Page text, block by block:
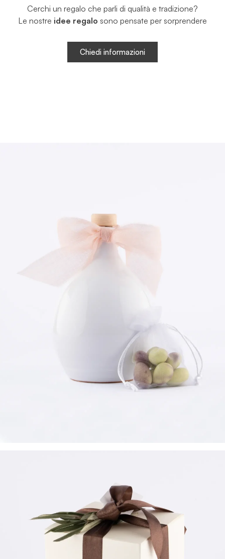
Cerchi un regalo che parli di qualità e tradizione?
Le nostre idee regalo sono pensate per sorprendere
Chiedi informazioni